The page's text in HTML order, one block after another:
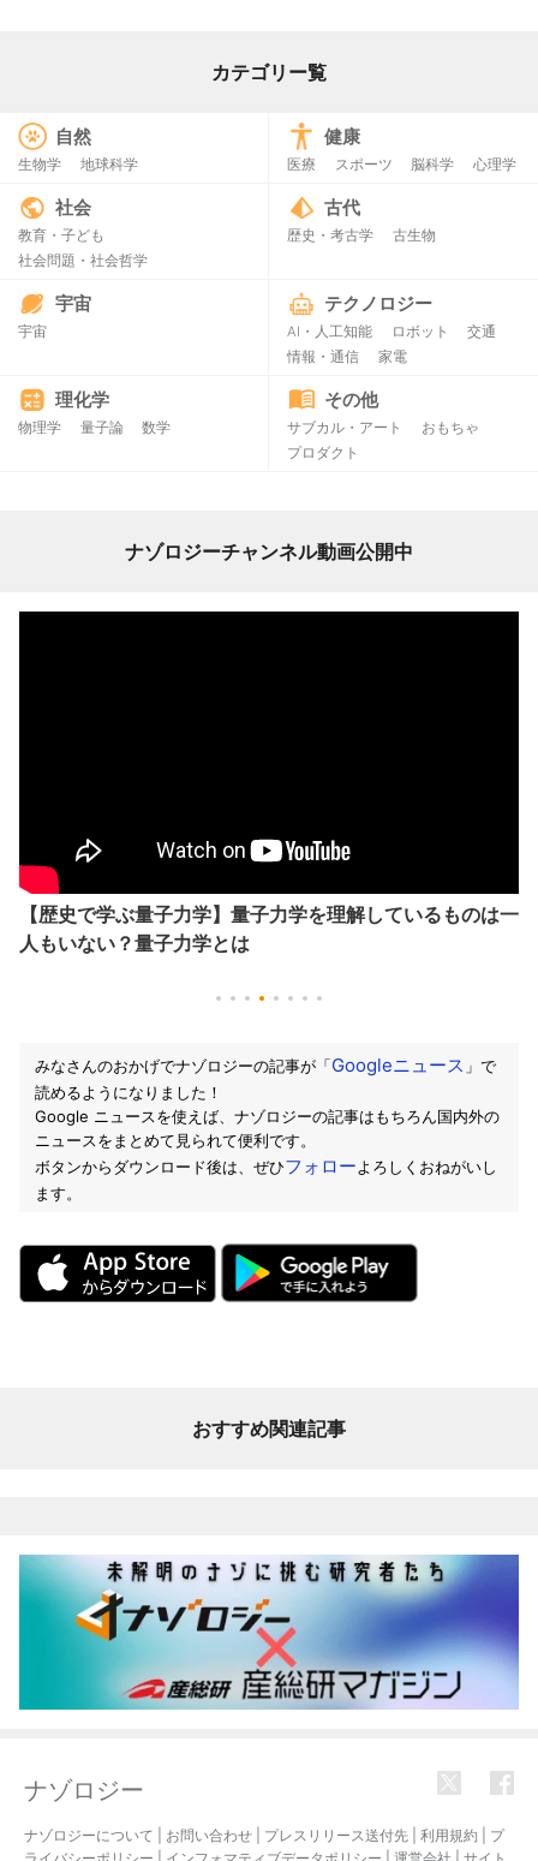
カテゴリー覧
自然
生物学 地球科学
健康
医療 スポーツ 脳科学 心理学
社会
教育・子ども
社会問題・社会哲学
古代
歴史・考古学 古生物
宇宙
宇宙
テクノロジー
AI・人工知能 ロボット
交通
情報・通信
家電
理化学
物理学 量子論 数学
その他
サブカル・アート
おもちゃ
プロダクト
ナゾロジーチャンネル動画公開中
【歴史で学ぶ量子力学】量子力学を理解しているものは一
人もいない？量子力学とは
みなさんのおかげでナゾロジーの記事が「Googleニュース 」で
読めるようになりました！
Google ニュースを使えば、ナゾロジーの記事はもちろん国内外の
ニュースをまとめて見られて便利です。
ボタンからダウンロード後は、ぜひフォローよろしくおねがいし
ます。
おすすめ関連記事
ナゾロジー
ナゾロジーについて お問い合わせ プレスリリース送付先 利用規約
プ